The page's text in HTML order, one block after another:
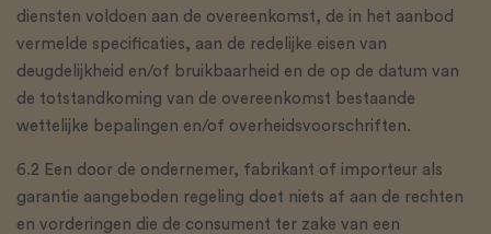
diensten voldoen aan de overeenkomst, de in het aanbod
vermelde specificaties, aan de redelijke eisen van
deugdelijkheid en/of bruikbaarheid en de op de datum van
de totstandkoming van de overeenkomst bestaande
wettelijke bepalingen en/of overheidsvoorschriften.
6.2 Een door de ondernemer, fabrikant of importeur als
garantie aangeboden regeling doet niets af aan de rechten
en vorderingen die de consument ter zake van een